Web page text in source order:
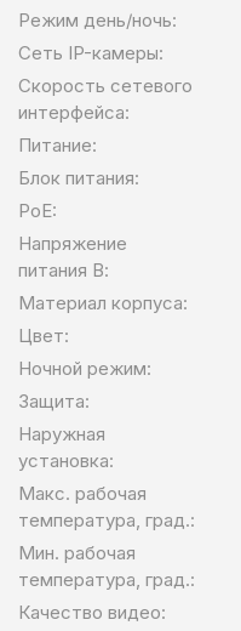
Режим день/ночь:
Сеть IP-камеры:
Скорость сетевого
интерфейса:
Питание:
Блок питания:
PoE:
Напряжение
питания В:
Материал корпуса:
Цвет:
Ночной режим:
Защита:
Наружная
установка:
Макс. рабочая
температура, град.:
Мин. рабочая
температура, град.:
Качество видео: